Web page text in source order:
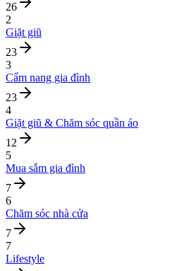
26
2
Giặt giũ
23
3
Cẩm nang gia đình
23
4
Giặt giũ & Chăm sóc quần áo
12
5
Mua sắm gia đình
7
6
Chăm sóc nhà cửa
7
7
Lifestyle